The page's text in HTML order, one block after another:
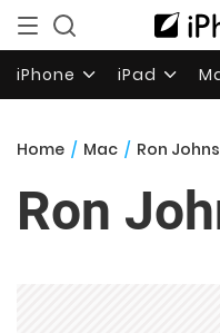
iPhone iPad
Home / Mac / Ron
Ron